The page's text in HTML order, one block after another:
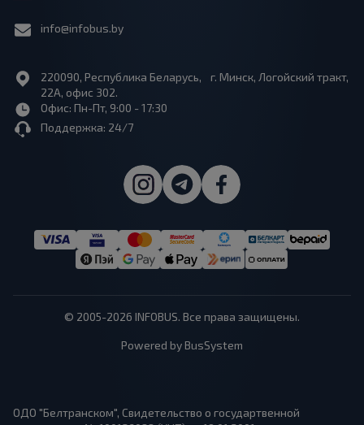
info@infobus.by
220090, Республика Беларусь, г. Минск, Логойский тракт,
22А, офис 302.
Офис: Пн-Пт, 9:00 - 17:30
Поддержка: 24/7
© 2005-2026 INFOBUS. Все права защищены.
Powered by BusSystem
ОДО "Белтранском", Свидетельство о государтвенной